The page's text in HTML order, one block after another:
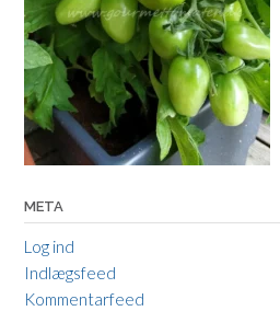
META
Log ind
Indlægsfeed
Kommentarfeed